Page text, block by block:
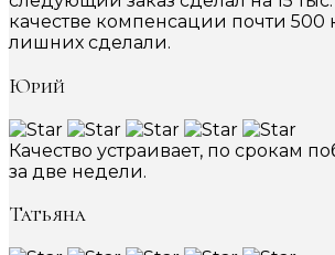
качестве компенсации почти 500
лишних сделали.
Юрий
Качество устраивает, по срокам
за две недели.
Татьяна